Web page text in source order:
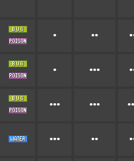
• ••
• •••
••• •••
••• ••